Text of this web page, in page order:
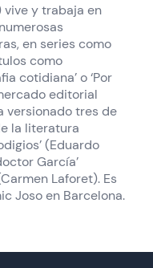
vive y trabaja en
en series como
como
cotidiana’ o ‘Por
editorial
versionado tres de
la literatura
(Eduardo
García’
Laforet). Es
Joso en Barcelona.